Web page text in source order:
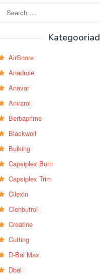
for:
Kategooriad
AirSnore
Anadrole
Anavar
Anvarol
Berbaprime
Blackwolf
Bulking
Capsiplex Burn
Capsiplex Trim
Cilexin
Clenbutrol
Creatine
Cutting
D-Bal Max
Dbal